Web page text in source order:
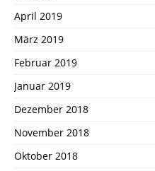
April 2019
März 2019
Februar 2019
Januar 2019
Dezember 2018
November 2018
Oktober 2018